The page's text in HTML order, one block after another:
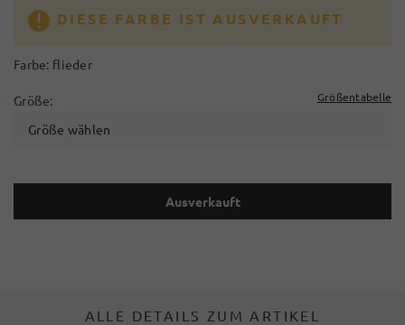
DIESE FARBE IST AUSVERKAUFT
Farbe: flieder
Größe: Größentabelle
Größe wählen
Ausverkauft
ALLE DETAILS ZUM ARTIKEL